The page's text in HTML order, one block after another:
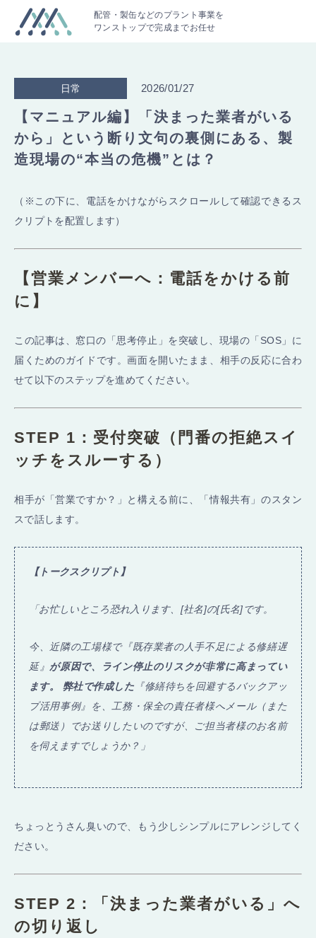
配管・製缶などのプラント事業を
ワンストップで完成までお任せ
日常 2026/01/27
【マニュアル編】「決まった業者がいる
から」という断り文句の裏側にある、製
造現場の“本当の危機”とは？
（※この下に、電話をかけながらスクロールして確認できるス
クリプトを配置します）
【営業メンバーへ：電話をかける前
に】
この記事は、窓口の「思考停止」を突破し、現場の「SOS」に
届くためのガイドです。画面を開いたまま、相手の反応に合わ
せて以下のステップを進めてください。
STEP 1：受付突破（門番の拒絶スイ
ッチをスルーする）
相手が「営業ですか？」と構える前に、「情報共有」のスタン
スで話します。
【トークスクリプト】
「お忙しいところ恐れ入ります、[社名]の[氏名]です。
今、近隣の工場様で『既存業者の人手不足による修繕遅
延』 が原因で、ライン停止のリスクが非常に高まってい
ます。 弊社で作成した 『修繕待ちを回避するバックアッ
プ活用事例』を、工務・保全の責任者様へメール（また
は郵送）でお送りしたいのですが、ご担当者様のお名前
を伺えますでしょうか？」
ちょっとうさん臭いので、もう少しシンプルにアレンジしてく
ださい。
STEP 2：「決まった業者がいる」へ
の切り返し